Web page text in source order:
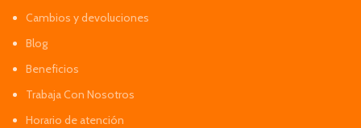
Cambios y devoluciones
Blog
Beneficios
Trabaja Con Nosotros
Horario de atención